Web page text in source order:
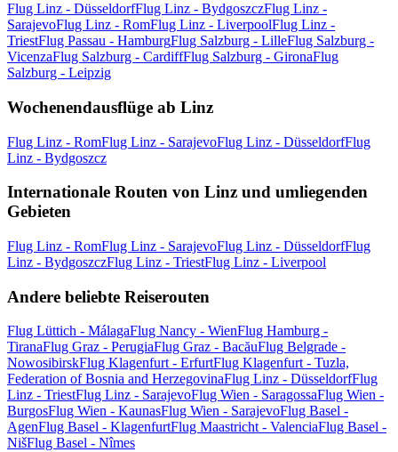
Flug Linz - DüsseldorfFlug Linz - BydgoszczFlug Linz -
SarajevoFlug Linz - RomFlug Linz - LiverpoolFlug Linz -
TriestFlug Passau - HamburgFlug Salzburg - LilleFlug Salzburg -
VicenzaFlug Salzburg - CardiffFlug Salzburg - GironaFlug
Salzburg - Leipzig
Wochenendausflüge ab Linz
Flug Linz - RomFlug Linz - SarajevoFlug Linz - DüsseldorfFlug
Linz - Bydgoszcz
Internationale Routen von Linz und umliegenden
Gebieten
Flug Linz - RomFlug Linz - SarajevoFlug Linz - DüsseldorfFlug
Linz - BydgoszczFlug Linz - TriestFlug Linz - Liverpool
Andere beliebte Reiserouten
Flug Lüttich - MálagaFlug Nancy - WienFlug Hamburg -
TiranaFlug Graz - PerugiaFlug Graz - BacăuFlug Belgrade -
NowosibirskFlug Klagenfurt - ErfurtFlug Klagenfurt - Tuzla,
Federation of Bosnia and HerzegovinaFlug Linz - DüsseldorfFlug
Linz - TriestFlug Linz - SarajevoFlug Wien - SaragossaFlug Wien -
BurgosFlug Wien - KaunasFlug Wien - SarajevoFlug Basel -
AgenFlug Basel - KlagenfurtFlug Maastricht - ValenciaFlug Basel -
NišFlug Basel - Nîmes